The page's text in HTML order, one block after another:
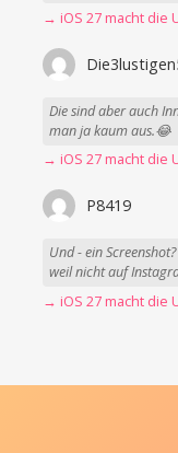
Die sind aber auch
man ja kaum aus.😂
P8419
Und - ein
weil nicht auf